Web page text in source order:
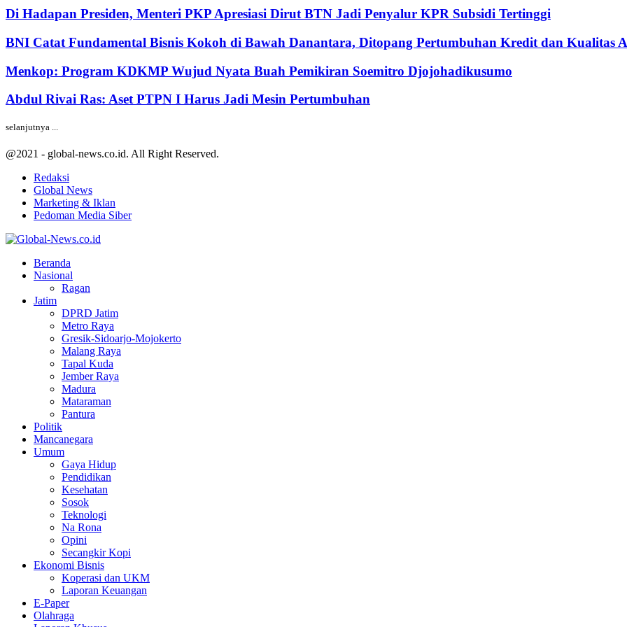
Di Hadapan Presiden, Menteri PKP Apresiasi Dirut BTN Jadi Penyalur KPR Subsidi Tertinggi
BNI Catat Fundamental Bisnis Kokoh di Bawah Danantara, Ditopang Pertumbuhan Kredit dan Kualitas
Menkop: Program KDKMP Wujud Nyata Buah Pemikiran Soemitro Djojohadikusumo
Abdul Rivai Ras: Aset PTPN I Harus Jadi Mesin Pertumbuhan
selanjutnya ...
@2021 - global-news.co.id. All Right Reserved.
Redaksi
Global News
Marketing & Iklan
Pedoman Media Siber
Beranda
Nasional
Ragan
Jatim
DPRD Jatim
Metro Raya
Gresik-Sidoarjo-Mojokerto
Malang Raya
Tapal Kuda
Jember Raya
Madura
Mataraman
Pantura
Politik
Mancanegara
Umum
Gaya Hidup
Pendidikan
Kesehatan
Sosok
Teknologi
Na Rona
Opini
Secangkir Kopi
Ekonomi Bisnis
Koperasi dan UKM
Laporan Keuangan
E-Paper
Olahraga